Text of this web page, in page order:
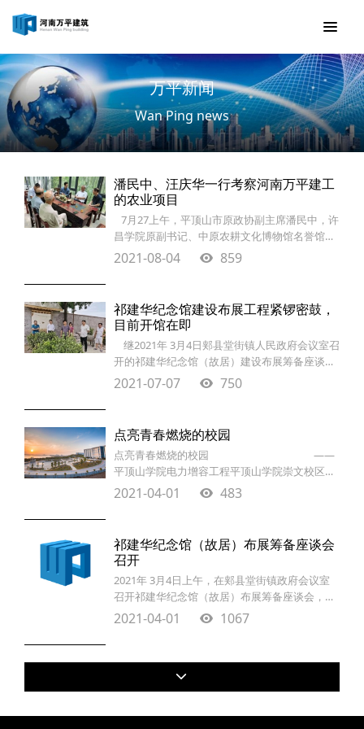
万平新闻
Wan Ping news
潘民中、汪庆华一行考察河南万平建工
的农业项目
7月27上午，平顶山市原政协副主席潘民中，许
昌学院原副书记、中原农耕文化博物馆名誉馆长
汪庆华等一行到河南万平建工的农业项目现场考
建工的农业项目取得的成绩。认为河南万平建工
的农业项目位置优越，有山有水，得天独厚，目
前建成的和正在建设的项目，如筎园、竹文化博
览园、菜园都独居特色，特别是刚刚建成的
2021-08-04 859
祁建华纪念馆建设布展工程紧锣密鼓，
目前开馆在即
继2021年 3月4日郏县堂街镇人民政府会议室召
开的祁建华纪念馆（故居）建设布展筹备座谈会
之后，河南省万平建筑工程有限责任公司高度重
下，同步进行。一方面施工班组克服天气、现场
条件等不利因素，加班加点，精细施工；另一方
面布展班组查档案，请教相关专家、学者，走访
王来湾村及周边村群众，并寻求祁
2021-07-07 750
点亮青春燃烧的校园
点亮青春燃烧的校园 ——
平顶山学院电力增容工程平顶山学院崇文校区电
力增容工程、湖滨校区体育馆电源
2021-04-01 483
祁建华纪念馆（故居）布展筹备座谈会
召开
2021年 3月4日上午，在郏县堂街镇政府会议室
召开祁建华纪念馆（故居）布展筹备座谈会，堂
街镇副书记李艳飞，王来湾村党支部书记兼村主
程有限责任公司董事长、总经理王骞，郏县原邮
电局副局长、祁建华速成识字研究中心主任、全
国集中识字研究会常务理事刘顺庭，郏县文化广
2021-04-01 1067